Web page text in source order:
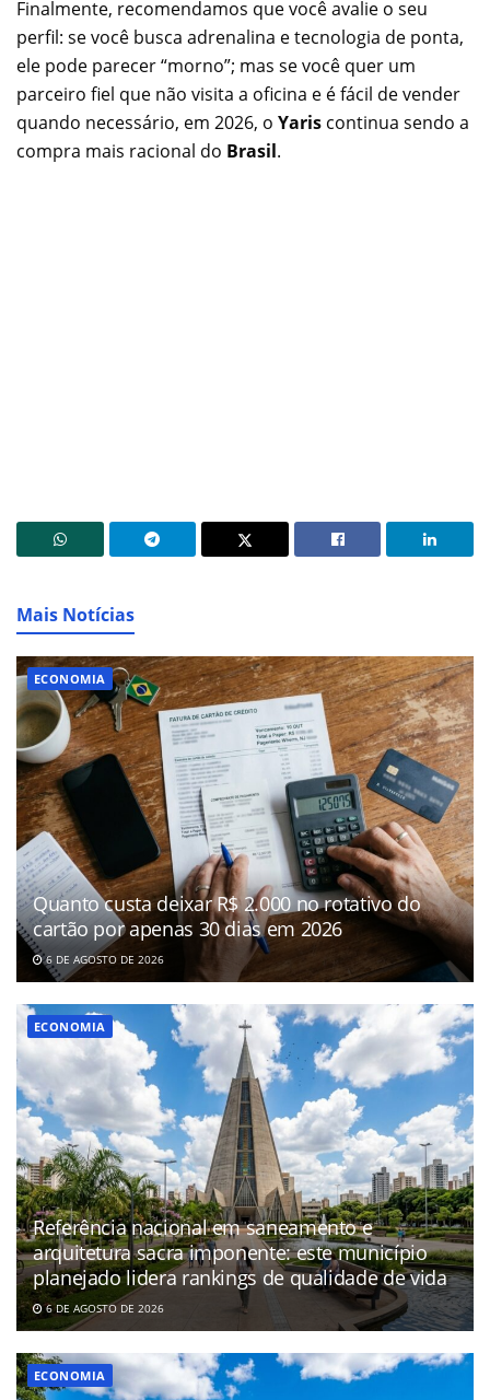
Finalmente, recomendamos que você avalie o seu
perfil: se você busca adrenalina e tecnologia de ponta,
ele pode parecer “morno”; mas se você quer um
parceiro fiel que não visita a oficina e é fácil de vender
quando necessário, em 2026, o Yaris continua sendo a
compra mais racional do Brasil.
Mais Notícias
ECONOMIA
Quanto custa deixar R$ 2.000 no rotativo do
cartão por apenas 30 dias em 2026
6 DE AGOSTO DE 2026
ECONOMIA
Referência nacional em saneamento e
arquitetura sacra imponente: este município
planejado lidera rankings de qualidade de vida
6 DE AGOSTO DE 2026
ECONOMIA